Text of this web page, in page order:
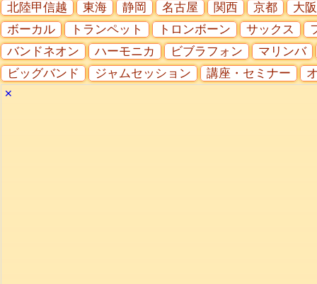
北陸甲信越
東海 静岡 名古屋 関西 京都
大阪
ボーカル
トランペット トロンボーン サックス
バンドネオン
ハーモニカ ビブラフォン
マリンバ
ビッグバンド
ジャムセッション 講座・セミナー
✕